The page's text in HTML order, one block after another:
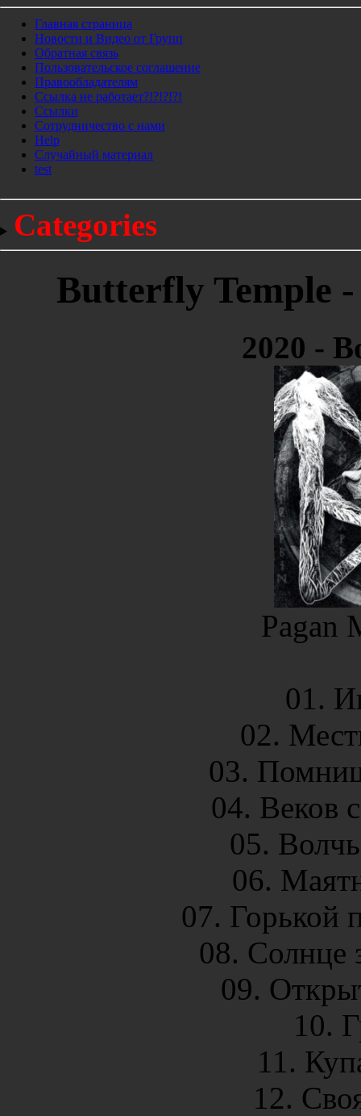
Главная страница
Новости и Видео от Групп
Обратная связь
Пользовательское соглашение
Правообладателям
Ссылка не работает?!?!?!?!
Ссылки
Сотрудничество с нами
Help
Cлучайный материал
test
Categories
Butterfly Temple
2020 -
Pagan
01.
02.
03.
04. Веков
05.
06.
07. Горькой
08. Солнце
09.
10.
11.
12.